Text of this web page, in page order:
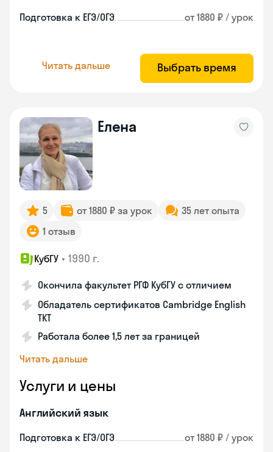
Подготовка к ЕГЭ/ОГЭ от 1880 ₽ / урок
Читать дальше Выбрать время
Елена
5 от 1880 ₽ за урок
35 лет опыта
1 отзыв
КубГУ • 1990 г.
Окончила факультет РГФ КубГУ с отличием
Обладатель сертификатов Cambridge English
TKT
Работала более 1,5 лет за границей
Читать дальше
Услуги и цены
Английский язык
Подготовка к ЕГЭ/ОГЭ от 1880 ₽ / урок